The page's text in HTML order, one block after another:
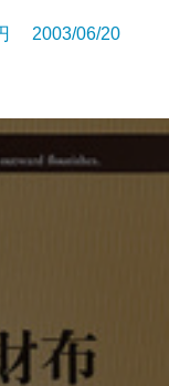
2003/06/20